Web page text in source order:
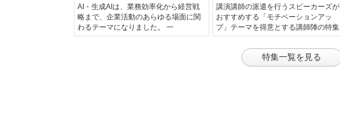
AI・生成AIは、業務効率化から経営戦
略まで、企業活動のあらゆる場面に関
わるテーマになりました。 一
講演講師の派遣を行うスピーカーズが
おすすめする「モチベーションアッ
プ」テーマを得意とする講師陣の特集
特集一覧を見る